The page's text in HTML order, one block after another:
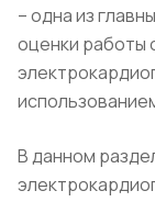
– одна из
оценки работы
В данном